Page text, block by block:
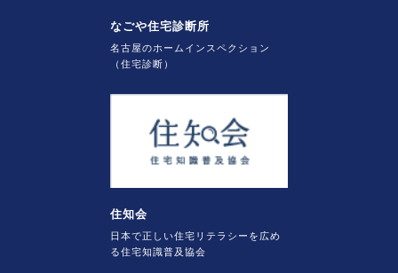
なごや住宅診断所
名古屋のホームインスペクション
（住宅診断）
住知会
日本で正しい住宅リテラシーを広め
る住宅知識普及協会